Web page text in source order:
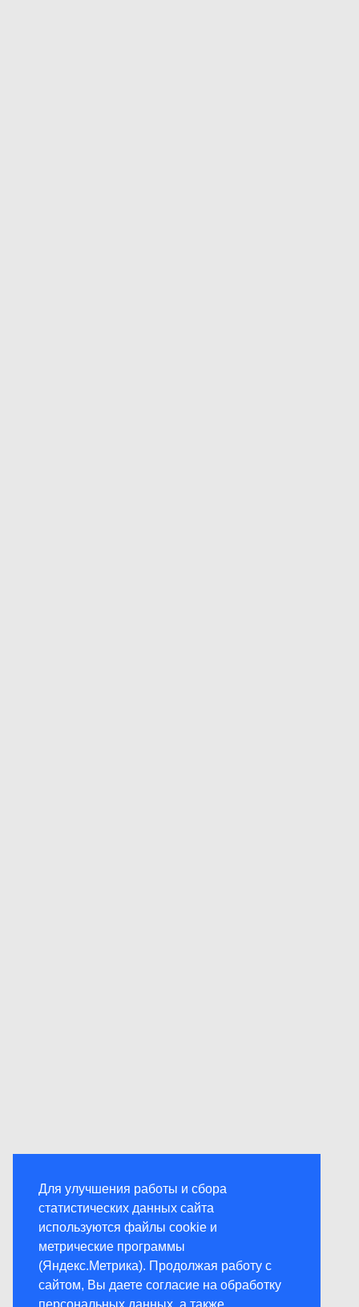
Для улучшения работы и сбора
статистических данных сайта
используются файлы cookie и
метрические программы
(Яндекс.Метрика). Продолжая работу с
сайтом, Вы даете согласие на обработку
персональных данных, а также